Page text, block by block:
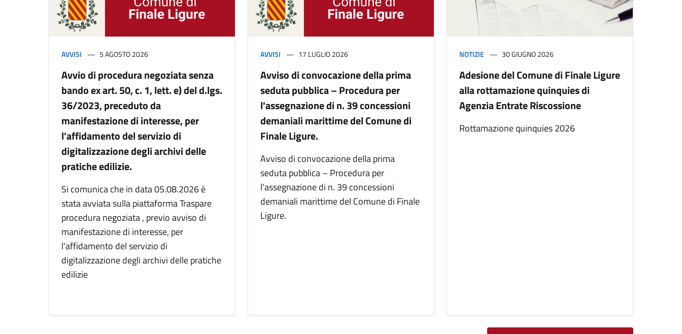
AVVISI 5 AGOSTO 2026
Avvio di procedura negoziata senza
bando ex art. 50, c. 1, lett. e) del d.lgs.
36/2023, preceduto da
manifestazione di interesse, per
l'affidamento del servizio di
digitalizzazione degli archivi delle
pratiche edilizie.
Si comunica che in data 05.08.2026 è
stata avviata sulla piattaforma Traspare
procedura negoziata , previo avviso di
manifestazione di interesse, per
l'affidamento del servizio di
digitalizzazione degli archivi delle pratiche
edilizie
AVVISI 17 LUGLIO 2026
Avviso di convocazione della prima
seduta pubblica – Procedura per
l'assegnazione di n. 39 concessioni
demaniali marittime del Comune di
Finale Ligure.
Avviso di convocazione della prima
seduta pubblica – Procedura per
l'assegnazione di n. 39 concessioni
demaniali marittime del Comune di Finale
Ligure.
NOTIZIE 30 GIUGNO 2026
Adesione del Comune di Finale Ligure
alla rottamazione quinquies di
Agenzia Entrate Riscossione
Rottamazione quinquies 2026